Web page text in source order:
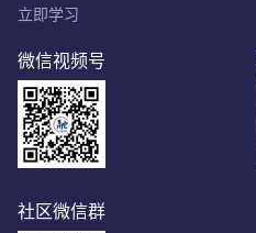
立即学习
微信视频号
社区微信群